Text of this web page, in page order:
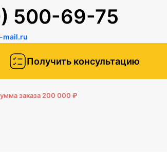
Получить консультацию
500-69-75
mail.ru
заказа 200 000 ₽